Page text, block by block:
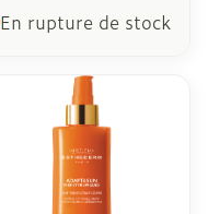
En rupture de stock